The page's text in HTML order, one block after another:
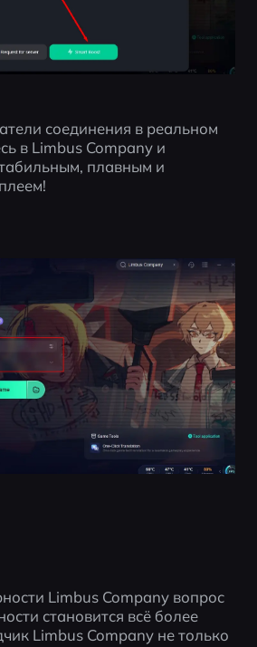
соединения в реальном
в Limbus Company и
плавным и
Limbus Company вопрос
становится всё более
Limbus Company не только